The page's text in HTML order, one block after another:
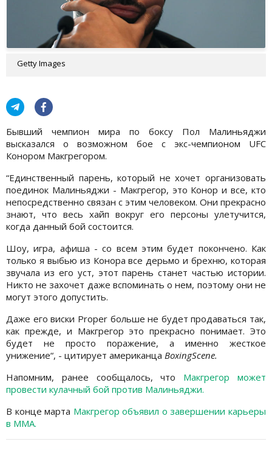
Getty Images
Бывший чемпион мира по боксу Пол Малиньяджи
высказался о возможном бое с экс-чемпионом UFC
Конором Макгрегором.
“Единственный парень, который не хочет организовать
поединок Малиньяджи - Макгрегор, это Конор и все, кто
непосредственно связан с этим человеком. Они прекрасно
знают, что весь хайп вокруг его персоны улетучится,
когда данный бой состоится.
Шоу, игра, афиша - со всем этим будет покончено. Как
только я выбью из Конора все дерьмо и брехню, которая
звучала из его уст, этот парень станет частью истории.
Никто не захочет даже вспоминать о нем, поэтому они не
могут этого допустить.
Даже его виски Proper больше не будет продаваться так,
как прежде, и Макгрегор это прекрасно понимает. Это
будет не просто поражение, а именно жесткое
унижение“, - цитирует американца BoxingScene.
Напомним, ранее сообщалось, что Макгрегор может
провести кулачный бой против Малиньяджи.
В конце марта Макгрегор объявил о завершении карьеры
в MMA.